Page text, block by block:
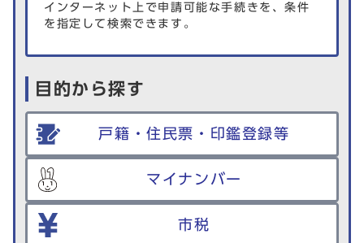
インターネット上で申請可能な手続きを、条件
を指定して検索できます。
目的から探す
戸籍・住民票・印鑑登録等
マイナンバー
市税